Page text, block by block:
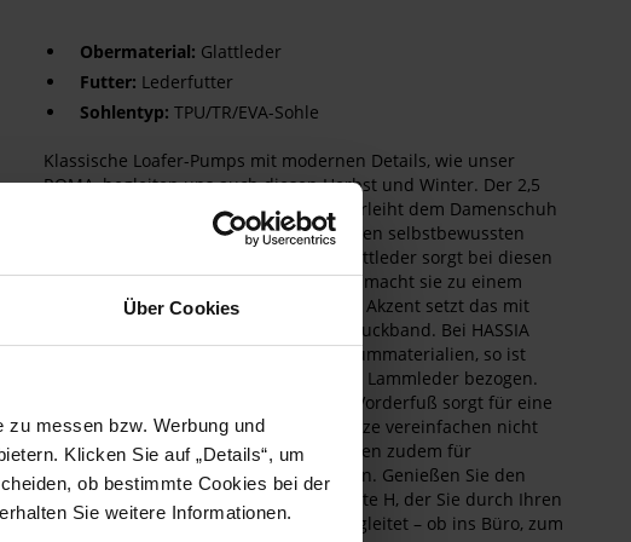
Über Cookies
messen bzw. Werbung und
Klicken Sie auf „Details“, um
ob bestimmte Cookies bei der
Sie weitere Informationen.
Obermaterial: Glattleder
Futter: Lederfutter
Sohlentyp: TPU/TR/EVA-Sohle
Klassische Loafer-Pumps mit modernen Details, wie unser
ROMA, begleiten uns auch diesen Herbst und Winter. Der 2,5
Zentimeter hohe, runde Blockabsatz verleiht dem Damenschuh
eine feminine Silhouette und Ihnen einen selbstbewussten
Auftritt. Das hochwertige, schwarze Glattleder sorgt bei diesen
Pumps für einen Hauch von Luxus und macht sie zu einem
eleganten Blickfang. Einen besonderen Akzent setzt das mit
schimmerndem Leder unterlegte Schmuckband. Bei HASSIA
verwenden wir nur hochwertige Premiummaterialien, so ist
auch das herausnehmbare Fußbett mit Lammleder bezogen.
Das weich gepolsterte Innenfutter am Vorderfuß sorgt für eine
angenehme Passform. Die Elastikeinsätze vereinfachen nicht
nur das Hineinschlüpfen, sondern sorgen zudem für
erstklassigen Komfort ohne Druckstellen. Genießen Sie den
Komfort dieses stilvollen Loafers in Weite H, der Sie durch Ihren
Alltag und zu besonderen Anlässen begleitet – ob ins Büro, zum